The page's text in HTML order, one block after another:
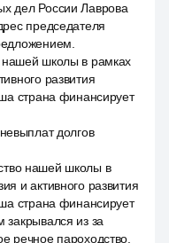
дел России Лаврова
председателя
нашей школы в рамках
развития
страна финансирует
долгов
нашей школы в
и активного развития
страна финансирует
из за
речное пароходство.